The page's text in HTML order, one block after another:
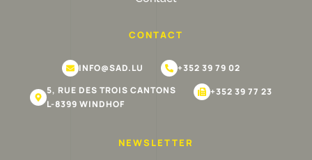
CONTACT
INFO@SAD.LU
+352 39 79 02
5, RUE DES TROIS CANTONS
L-8399 WINDHOF
+352 39 77 23
NEWSLETTER